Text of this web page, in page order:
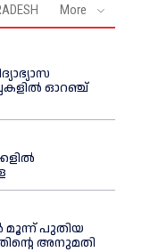
More
ഓറഞ്ച്
മൂന്ന് പുതിയ
അനുമതി